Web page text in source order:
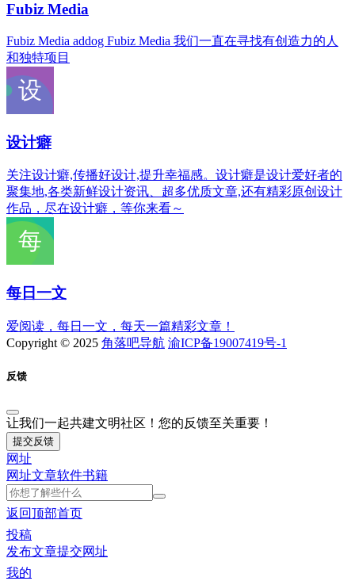
Fubiz Media
Fubiz Media addog Fubiz Media 我们一直在寻找有创造力的人
和独特项目
设计癖
关注设计癖,传播好设计,提升幸福感。设计癖是设计爱好者的
聚集地,各类新鲜设计资讯、超多优质文章,还有精彩原创设计
作品，尽在设计癖，等你来看～
每日一文
爱阅读，每日一文，每天一篇精彩文章！
Copyright © 2025 角落吧导航 渝ICP备19007419号-1
反馈
让我们一起共建文明社区！您的反馈至关重要！
提交反馈
网址
网址文章软件书籍
返回顶部首页
投稿
发布文章提交网址
我的